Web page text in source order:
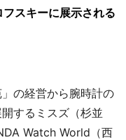
スキーに展示される
の経営から腕時計の
するミスズ（杉並
Watch World（西